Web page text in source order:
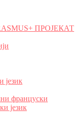
ПРОЈЕКАТ
језик
француски
језик